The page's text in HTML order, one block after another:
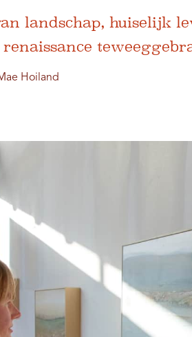
landschap, huiselijk
Hoiland